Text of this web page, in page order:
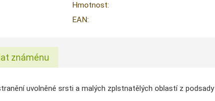
Hmotnost:
EAN:
známénu
uvolněné srsti a malých zplstnatělých oblastí z podsady